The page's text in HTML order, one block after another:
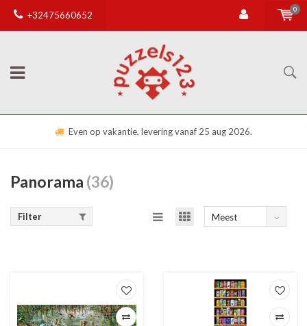
+32475660652
0
Gratis verzending vanaf € 50,00 (anders €
Panorama (36)
Filter
Meest